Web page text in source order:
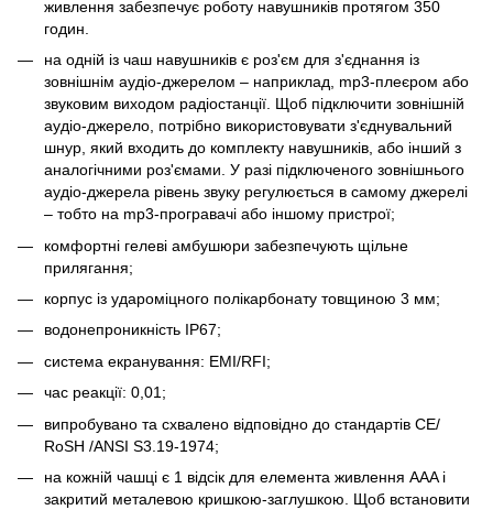
живлення забезпечує роботу навушників протягом 350
годин.
на одній із чаш навушників є роз'єм для з'єднання із
зовнішнім аудіо-джерелом – наприклад, mp3-плеєром або
звуковим виходом радіостанції. Щоб підключити зовнішній
аудіо-джерело, потрібно використовувати з'єднувальний
шнур, який входить до комплекту навушників, або інший з
аналогічними роз'ємами. У разі підключеного зовнішнього
аудіо-джерела рівень звуку регулюється в самому джерелі
– тобто на mp3-програвачі або іншому пристрої;
комфортні гелеві амбушюри забезпечують щільне
прилягання;
корпус із удароміцного полікарбонату товщиною 3 мм;
водонепроникність IP67;
система екранування: EMI/RFI;
час реакції: 0,01;
випробувано та схвалено відповідно до стандартів CE/
RoSH /ANSI S3.19-1974;
на кожній чашці є 1 відсік для елемента живлення AAA і
закритий металевою кришкою-заглушкою. Щоб встановити